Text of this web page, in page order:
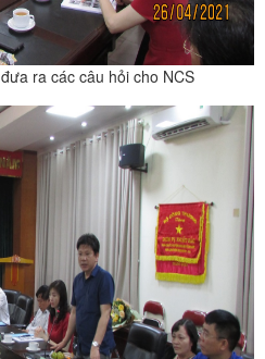
ra các câu hỏi cho NCS